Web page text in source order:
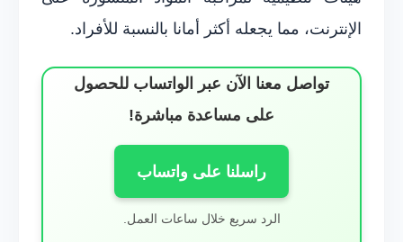
الإنترنت، مما يجعله أكثر أمانا بالنسبة للأفراد.
تواصل معنا الآن عبر الواتساب للحصول
على مساعدة مباشرة!
راسلنا على واتساب
الرد سريع خلال ساعات العمل.